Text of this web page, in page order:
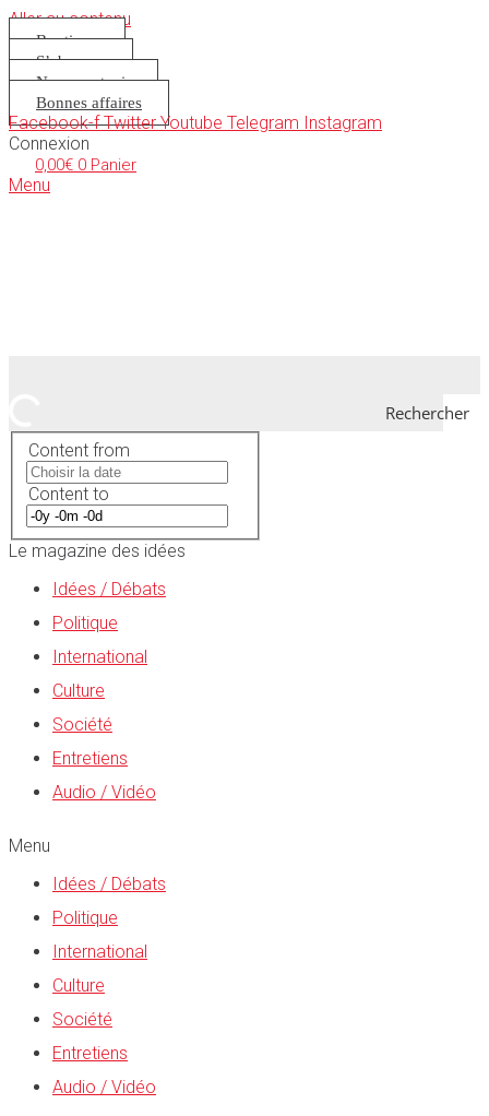
Aller au contenu
Boutique
S’abonner
Nous soutenir
Bonnes affaires
Facebook-f Twitter Youtube Telegram Instagram
Connexion
0,00€ 0 Panier
Menu
Rechercher
Content from
Content to
Le magazine des idées
Idées / Débats
Politique
International
Culture
Société
Entretiens
Audio / Vidéo
Menu
Idées / Débats
Politique
International
Culture
Société
Entretiens
Audio / Vidéo